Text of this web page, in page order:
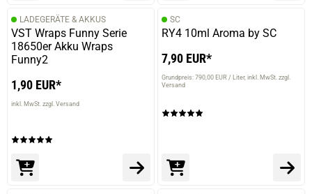
LADEGERÄTE & AKKUS
VST Wraps Funny Serie
18650er Akku Wraps
Funny2
1,90 EUR*
inkl. MwSt. zzgl. Versand
SC
RY4 10ml Aroma by SC
7,90 EUR*
Grundpreis: 790,00 EUR / Liter inkl. MwSt. zzgl.
Versand